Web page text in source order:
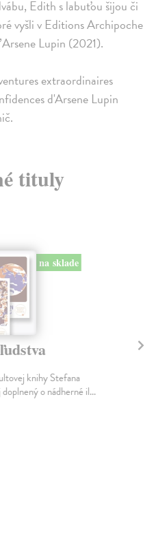
Edith s labuťou šijou či
vyšli v Editions Archipoche
Lupin (2021).
extraordinaires
d'Arsene Lupin
tituly
na sklade
knihy Stefana
o nádherné il...